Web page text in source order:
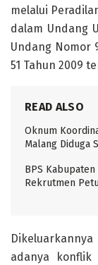
melalui
dalam Undang
Undang Nomor
51 Tahun 2009
READ ALSO
Oknum
Malang Diduga
BPS
Rekrutmen
adanya